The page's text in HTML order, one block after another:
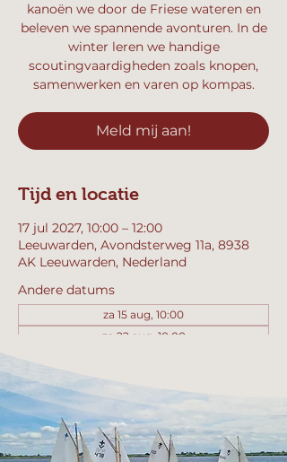
kanoën we door de Friese wateren en
beleven we spannende avonturen. In de
winter leren we handige
scoutingvaardigheden zoals knopen,
samenwerken en varen op kompas.
Meld mij aan!
Tijd en locatie
17 jul 2027, 10:00 – 12:00
Leeuwarden, Avondsterweg 11a, 8938
AK Leeuwarden, Nederland
Andere datums
za 15 aug, 10:00
za 22 aug, 10:00
Bekijk alle 357 datums
Meld mij aan!